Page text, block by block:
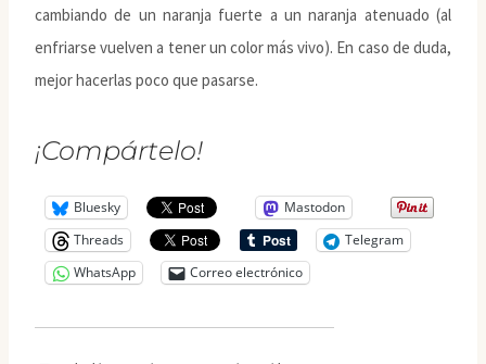
cambiando de un naranja fuerte a un naranja atenuado (al
enfriarse vuelven a tener un color más vivo). En caso de duda,
mejor hacerlas poco que pasarse.
¡Compártelo!
Bluesky
Mastodon
Threads
Telegram
WhatsApp
Correo electrónico